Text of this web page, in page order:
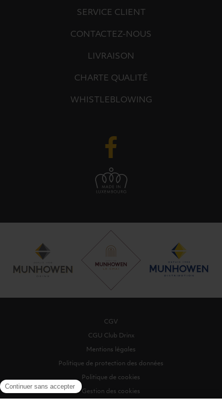
SERVICE CLIENT
CONTACTEZ-NOUS
LIVRAISON
CHARTE QUALITÉ
WHISTLEBLOWING
CGV
CGU Club Drinx
Mentions légales
Politique de protection des données
Politique de cookies
Gestion des cookies